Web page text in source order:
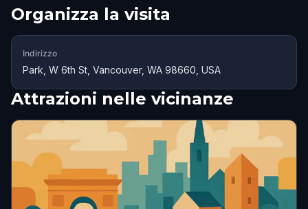
Organizza la visita
Indirizzo
Park, W 6th St, Vancouver, WA 98660, USA
Attrazioni nelle vicinanze